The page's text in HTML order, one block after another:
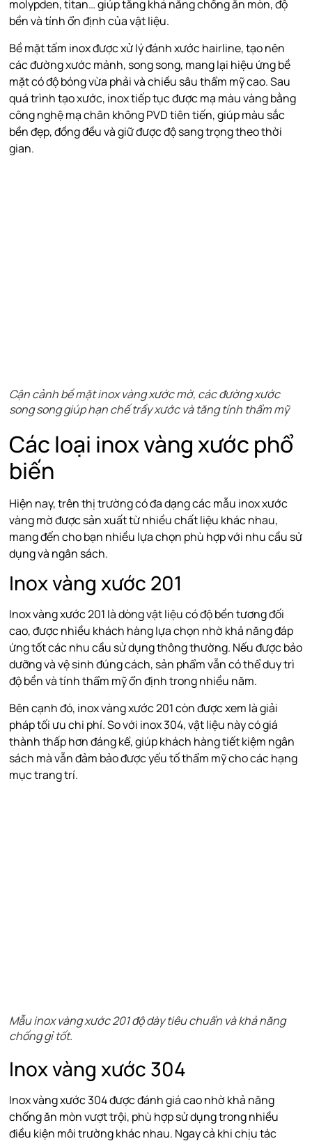
molypden, titan… giúp tăng khả năng chống ăn mòn, độ
bền và tính ổn định của vật liệu.
Bề mặt tấm inox được xử lý đánh xước hairline, tạo nên
các đường xước mảnh, song song, mang lại hiệu ứng bề
mặt có độ bóng vừa phải và chiều sâu thẩm mỹ cao. Sau
quá trình tạo xước, inox tiếp tục được mạ màu vàng bằng
công nghệ mạ chân không PVD tiên tiến, giúp màu sắc
bền đẹp, đồng đều và giữ được độ sang trọng theo thời
gian.
Cận cảnh bề mặt inox vàng xước mờ, các đường xước
song song giúp hạn chế trầy xước và tăng tính thẩm mỹ
Các loại inox vàng xước phổ
biến
Hiện nay, trên thị trường có đa dạng các mẫu inox xước
vàng mờ được sản xuất từ nhiều chất liệu khác nhau,
mang đến cho bạn nhiều lựa chọn phù hợp với nhu cầu sử
dụng và ngân sách.
Inox vàng xước 201
Inox vàng xước 201 là dòng vật liệu có độ bền tương đối
cao, được nhiều khách hàng lựa chọn nhờ khả năng đáp
ứng tốt các nhu cầu sử dụng thông thường. Nếu được bảo
dưỡng và vệ sinh đúng cách, sản phẩm vẫn có thể duy trì
độ bền và tính thẩm mỹ ổn định trong nhiều năm.
Bên cạnh đó, inox vàng xước 201 còn được xem là giải
pháp tối ưu chi phí. So với inox 304, vật liệu này có giá
thành thấp hơn đáng kể, giúp khách hàng tiết kiệm ngân
sách mà vẫn đảm bảo được yếu tố thẩm mỹ cho các hạng
mục trang trí.
Mẫu inox vàng xước 201 độ dày tiêu chuẩn và khả năng
chống gỉ tốt.
Inox vàng xước 304
Inox vàng xước 304 được đánh giá cao nhờ khả năng
chống ăn mòn vượt trội, phù hợp sử dụng trong nhiều
điều kiện môi trường khác nhau. Ngay cả khi chịu tác